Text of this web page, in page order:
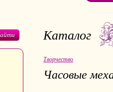
Каталог
Творчество
Часовые